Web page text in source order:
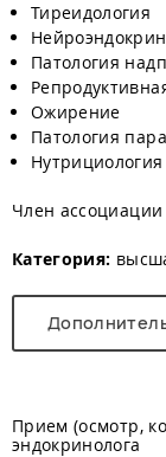
Тиреидология
Патология
Ожирение
Патология
Нутрициология
Член
Категория:
Прием (осмотр,
эндокринолога